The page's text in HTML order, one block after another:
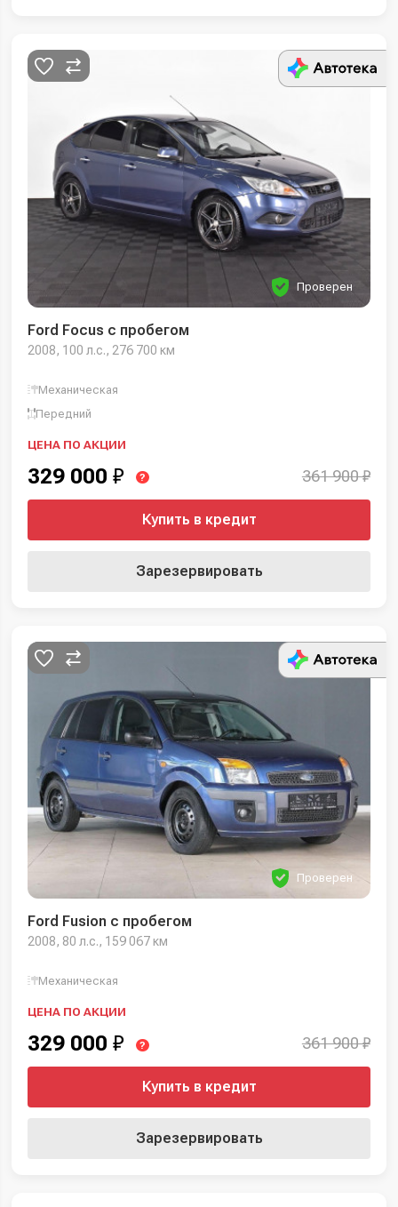
Проверен
Ford Focus с пробегом
2008, 100 л.с., 276 700 км
Механическая
Передний
ЦЕНА ПО АКЦИИ
329 000 ₽ ? 361 900 ₽
Купить в кредит
Зарезервировать
Проверен
Ford Fusion с пробегом
2008, 80 л.с., 159 067 км
Механическая
ЦЕНА ПО АКЦИИ
329 000 ₽ ? 361 900 ₽
Купить в кредит
Зарезервировать